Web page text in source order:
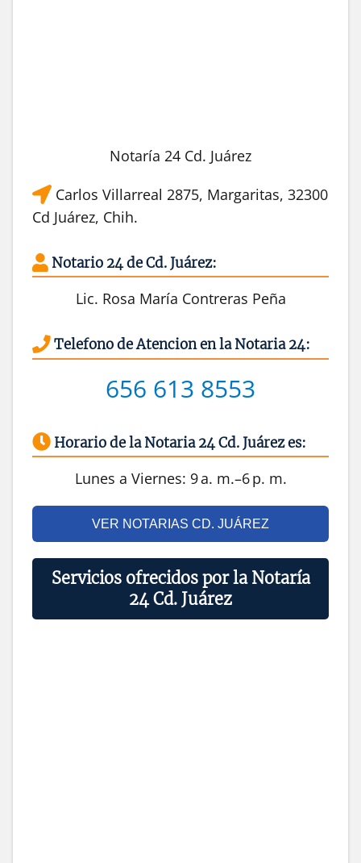
Notaría 24 Cd. Juárez
Carlos Villarreal 2875, Margaritas, 32300
Cd Juárez, Chih.
Notario 24 de Cd. Juárez:
Lic. Rosa María Contreras Peña
Telefono de Atencion en la Notaria 24:
656 613 8553
Horario de la Notaria 24 Cd. Juárez es:
Lunes a Viernes: 9 a. m.–6 p. m.
VER NOTARIAS CD. JUÁREZ
Servicios ofrecidos por la Notaría
24 Cd. Juárez